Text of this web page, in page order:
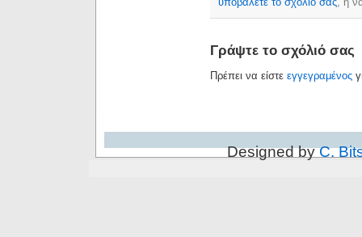
Γράψτε το σχόλιό σας
Πρέπει να είστε εγγεγραμένος
Designed byC.